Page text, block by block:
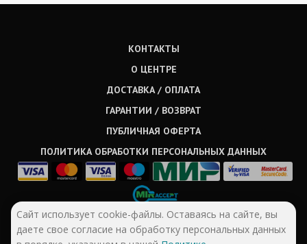
КОНТАКТЫ
О ЦЕНТРЕ
ДОСТАВКА / ОПЛАТА
ГАРАНТИИ / ВОЗВРАТ
ПУБЛИЧНАЯ ОФЕРТА
ПОЛИТИКА ОБРАБОТКИ ПЕРСОНАЛЬНЫХ ДАННЫХ
Сайт использует cookie-файлы. Оставаясь на сайте, вы
даете свое согласие на обработку персональных данных